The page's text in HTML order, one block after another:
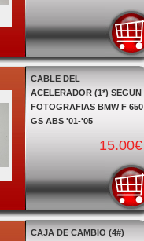
CABLE DEL
ACELERADOR (1*) SEGUN
FOTOGRAFIAS BMW F 650
GS ABS '01-'05
15.00€
CAJA DE CAMBIO (4#)